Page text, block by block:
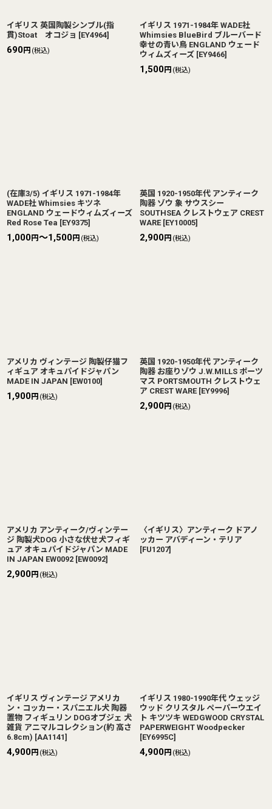
イギリス 英国陶製シンブル(指
貫)Stoat オコジョ [EY4964]
690円 (税込)
イギリス 1971-1984年 WADE社
Whimsies BlueBird ブルーバード
幸せの青い鳥 ENGLAND ウェード
ウィムズィーズ [EY9466]
1,500円 (税込)
(在庫3/5) イギリス 1971-1984年
WADE社 Whimsies キツネ
ENGLAND ウェードウィムズィーズ
Red Rose Tea [EY9375]
1,000円～1,500円 (税込)
英国 1920-1950年代 アンティーク
陶器 ゾウ 象 サウスシー
SOUTHSEA クレストウェア CREST
WARE [EY10005]
2,900円 (税込)
アメリカ ヴィンテージ 陶製仔猫フ
ィギュア オキュパイドジャパン
MADE IN JAPAN [EW0100]
1,900円 (税込)
英国 1920-1950年代 アンティーク
陶器 お座りゾウ J.W.MILLS ポーツ
マス PORTSMOUTH クレストウェ
ア CREST WARE [EY9996]
2,900円 (税込)
アメリカ アンティーク/ヴィンテー
ジ 陶製犬DOG 小さな伏せ犬フィギ
ュア オキュパイドジャパン MADE
IN JAPAN EW0092 [EW0092]
2,900円 (税込)
〈イギリス〉アンティーク ドアノ
ッカー アバディーン・テリア
[FU1207]
イギリス ヴィンテージ アメリカ
ン・コッカー・スパニエル犬 陶器
置物 フィギュリン DOGオブジェ 犬
雑貨 アニマルコレクション(約 高さ
6.8cm) [AA1141]
4,900円 (税込)
イギリス 1980-1990年代 ウェッジ
ウッド クリスタル ペーパーウエイ
ト キツツキ WEDGWOOD CRYSTAL
PAPERWEIGHT Woodpecker
[EY6995C]
4,900円 (税込)